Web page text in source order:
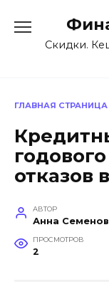
содержанию
Скидки.
ГЛАВНАЯ СТРАНИЦА
отказов
АВТОР
Анна
ПРОСМОТРОВ
2